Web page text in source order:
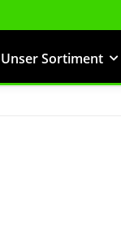
Unser Sortiment